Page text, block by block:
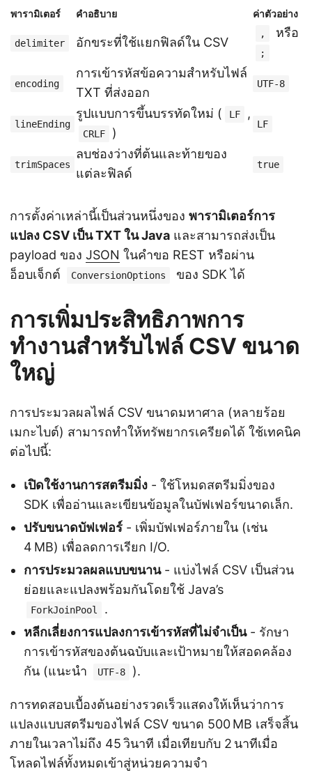
พารามิเตอร์ คำอธิบาย ค่าตัวอย่าง
delimiter อักขระที่ใช้แยกฟิลด์ใน CSV
, หรือ
;
encoding
การเข้ารหัสข้อความสำหรับไฟล์
TXT ที่ส่งออก
UTF-8
lineEnding
รูปแบบการขึ้นบรรทัดใหม่ ( LF ,
CRLF )
LF
trimSpaces
ลบช่องว่างที่ต้นและท้ายของ
แต่ละฟิลด์
true
การตั้งค่าเหล่านี้เป็นส่วนหนึ่งของ พารามิเตอร์การ
แปลง CSV เป็น TXT ใน Java และสามารถส่งเป็น
payload ของ JSON ในคำขอ REST หรือผ่าน
อ็อบเจ็กต์
ConversionOptions ของ SDK ได้
การเพิ่มประสิทธิภาพการ
ทำงานสำหรับไฟล์ CSV ขนาด
ใหญ่
การประมวลผลไฟล์ CSV ขนาดมหาศาล (หลายร้อย
เมกะไบต์) สามารถทำให้ทรัพยากรเครียดได้ ใช้เทคนิค
ต่อไปนี้:
เปิดใช้งานการสตรีมมิ่ง - ใช้โหมดสตรีมมิ่งของ
SDK เพื่ออ่านและเขียนข้อมูลในบัฟเฟอร์ขนาดเล็ก.
ปรับขนาดบัฟเฟอร์ - เพิ่มบัฟเฟอร์ภายใน (เช่น
4 MB) เพื่อลดการเรียก I/O.
การประมวลผลแบบขนาน- แบ่งไฟล์ CSV เป็นส่วน
ย่อยและแปลงพร้อมกันโดยใช้ Java’s
ForkJoinPool
.
หลีกเลี่ยงการแปลงการเข้ารหัสที่ไม่จำเป็น- รักษา
การเข้ารหัสของต้นฉบับและเป้าหมายให้สอดคล้อง
กัน (แนะนำ
UTF-8 ).
การทดสอบเบื้องต้นอย่างรวดเร็วแสดงให้เห็นว่าการ
แปลงแบบสตรีมของไฟล์ CSV ขนาด 500 MB เสร็จสิ้น
ภายในเวลาไม่ถึง 45 วินาที เมื่อเทียบกับ 2 นาทีเมื่อ
โหลดไฟล์ทั้งหมดเข้าสู่หน่วยความจำ